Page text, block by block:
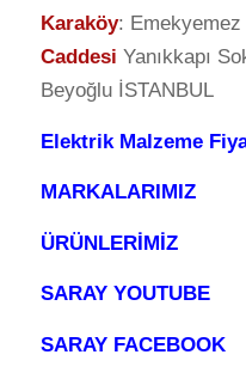
Karaköy: Emekyemez
Caddesi Yanıkkapı
Beyoğlu İSTANBUL
Elektrik Malzeme
MARKALARIMIZ
ÜRÜNLERİMİZ
SARAY YOUTUBE
SARAY FACEBOOK